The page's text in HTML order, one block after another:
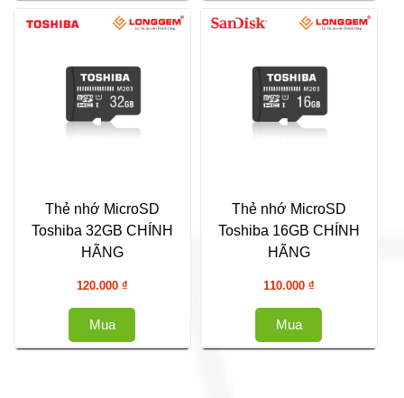
Thẻ nhớ MicroSD
Toshiba 32GB CHÍNH
HÃNG
120.000 ₫
Mua
Thẻ nhớ MicroSD
Toshiba 16GB CHÍNH
HÃNG
110.000 ₫
Mua